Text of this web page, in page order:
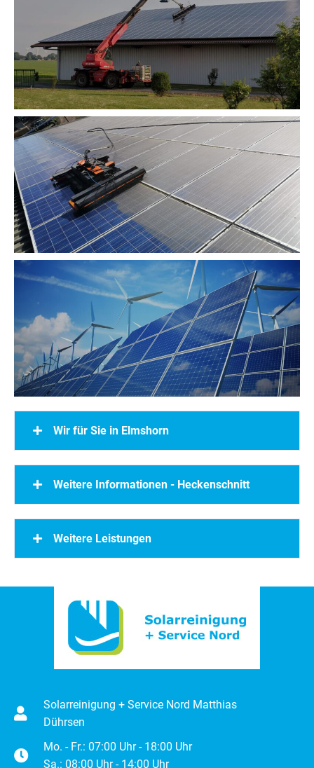
Wir für Sie in Elmshorn
Weitere Informationen - Heckenschnitt
Weitere Leistungen
Solarreinigung + Service Nord Matthias
Dührsen
Mo. - Fr.: 07:00 Uhr - 18:00 Uhr
Sa.: 08:00 Uhr - 14:00 Uhr